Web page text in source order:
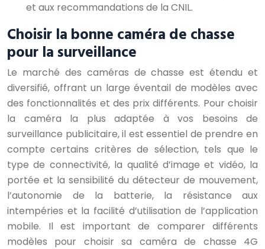
et aux recommandations de la CNIL.
Choisir la bonne caméra de chasse
pour la surveillance
Le marché des caméras de chasse est étendu et
diversifié, offrant un large éventail de modèles avec
des fonctionnalités et des prix différents. Pour choisir
la caméra la plus adaptée à vos besoins de
surveillance publicitaire, il est essentiel de prendre en
compte certains critères de sélection, tels que le
type de connectivité, la qualité d’image et vidéo, la
portée et la sensibilité du détecteur de mouvement,
l’autonomie de la batterie, la résistance aux
intempéries et la facilité d’utilisation de l’application
mobile. Il est important de comparer différents
modèles pour choisir sa caméra de chasse 4G